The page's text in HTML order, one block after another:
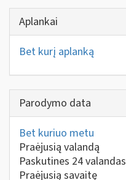
Aplankai
Bet kurį aplanką
Parodymo data
Bet kuriuo metu
Praėjusią valandą
Paskutines 24 valandas
Praėjusią savaitę